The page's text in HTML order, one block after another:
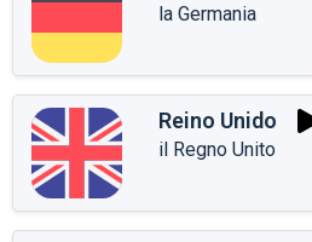
la Germania
Reino Unido
il Regno Unito